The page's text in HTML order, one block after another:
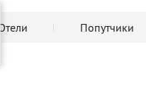
Отели Попутчики